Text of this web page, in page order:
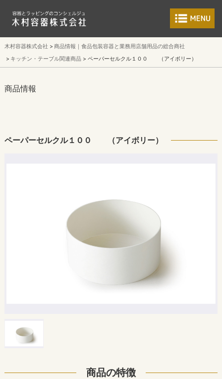
食品包装容器と
木村容器株式会社
商品情報｜食品包装容器と業務用店舗用品の総合商社
キッチン・テーブル関連商品
ペーパーセルクル１００ （アイボリー）
商品情報
ペーパーセルクル１００ （アイボリー）
商品の特徴